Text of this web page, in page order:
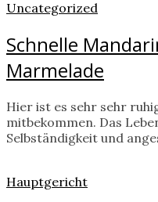
Uncategorized
Schnelle
Marmelade
Hier ist es sehr sehr
mitbekommen. Das
Selbständigkeit und
Hauptgericht